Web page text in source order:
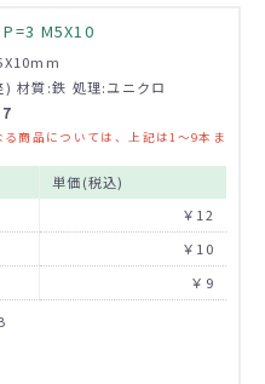
M5X10
材質:鉄 処理:ユニクロ
商品については、上記は1～9本ま
単価(税込)
￥12
￥10
￥9